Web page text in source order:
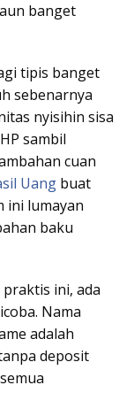
banget
tipis banget
sebenarnya
nyisihin sisa
sambil
cuan
Uang buat
ini lumayan
baku
ini, ada
Nama
adalah
deposit